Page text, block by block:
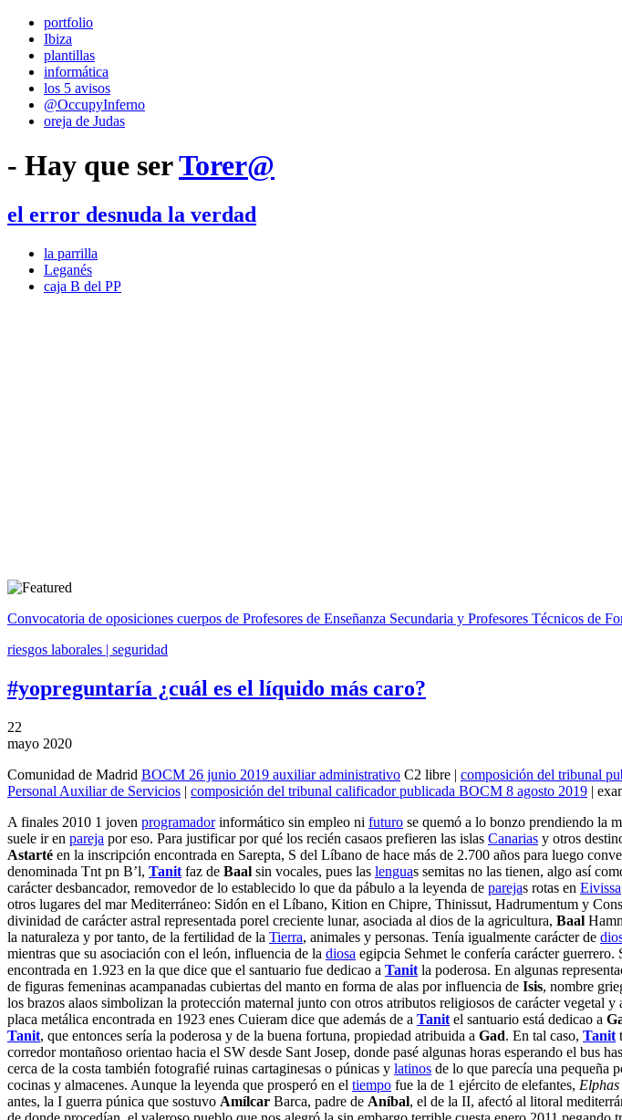
portfolio
Ibiza
plantillas
informática
los 5 avisos
@OccupyInferno
oreja de Judas
- Hay que serTorer@
el error desnuda la verdad
la parrilla
Leganés
caja B del PP
Convocatoria de oposiciones cuerpos de Profesores de Enseñanza Secundaria y Profesores Técnicos de
riesgos laborales | seguridad
#yopreguntaría ¿cuál es el líquido más caro?
22
mayo 2020
Comunidad de Madrid BOCM 26 junio 2019 auxiliar administrativo C2 libre | composición del tribunal
Personal Auxiliar de Servicios | composición del tribunal calificador publicada BOCM 8 agosto 2019 |
A finales 2010 1 joven programadorinformático sin empleo ni futuro se quemó a lo bonzo prendiendo la
suele ir en pareja por eso. Para justificar por qué los recién casaos prefieren las islas Canarias y otros
Astarté en la inscripción encontrada en Sarepta, S del Líbano de hace más de 2.700 años para luego
denominada Tnt pn B’l, Tanit faz de Baal sin vocales, pues las lenguas semitas no las tienen, algo así
carácter desbancador, removedor de lo establecido lo que da pábulo a la leyenda de parejas rotas en Eivissa
otros lugares del mar Mediterráneo: Sidón en el Líbano, Kition en Chipre, Thinissut, Hadrumentum y
divinidad de carácter astral representada porel creciente lunar, asociada al dios de la agricultura, Baal
la naturaleza y por tanto, de la fertilidad de la Tierra, animales y personas. Tenía igualmente carácter de
mientras que su asociación con el león, influencia de la diosa egipcia Sehmet le confería carácter
encontrada en 1.923 en la que dice que el santuario fue dedicao a Tanit la poderosa. En algunas
de figuras femeninas acampanadas cubiertas del manto en forma de alas por influencia de Isis, nombre
los brazos alaos simbolizan la protección maternal junto con otros atributos religiosos de carácter vegetal y
placa metálica encontrada en 1923 enes Cuieram dice que además de a Tanit el santuario está dedicao a
Tanit, que entonces sería la poderosa y de la buena fortuna, propiedad atribuida a Gad. En tal caso, Tanit
corredor montañoso orientao hacia el SW desde Sant Josep, donde pasé algunas horas esperando el bus
cerca de la costa también fotografié ruinas cartaginesas o púnicas y latinos de lo que parecía una pequeña
cocinas y almacenes. Aunque la leyenda que prosperó en el tiempo fue la de 1 ejército de elefantes, Elphas
antes, la I guerra púnica que sostuvo Amílcar Barca, padre de Aníbal, el de la II, afectó al litoral